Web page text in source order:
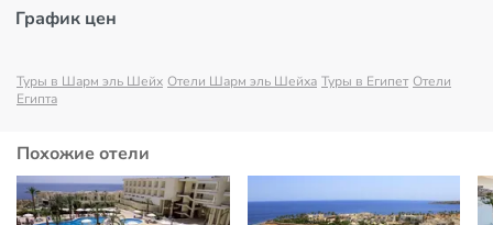
График цен
Туры в Шарм эль Шейх Отели Шарм эль Шейха Туры в Египет Отели
Египта
Похожие отели